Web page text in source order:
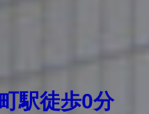
駅徒歩0分